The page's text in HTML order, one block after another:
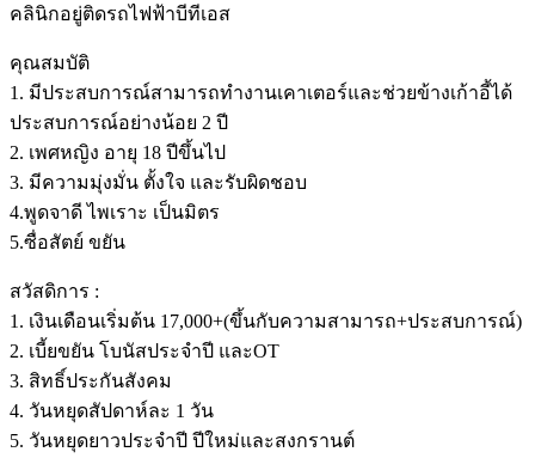
คลินิกอยู่ติดรถไฟฟ้าบีทีเอส
คุณสมบัติ
1. มีประสบการณ์สามารถทำงานเคาเตอร์และช่วยข้างเก้าอี้ได้
ประสบการณ์อย่างน้อย 2 ปี
2. เพศหญิง อายุ 18 ปีขึ้นไป
3. มีความมุ่งมั่น ตั้งใจ และรับผิดชอบ
4.พูดจาดี ไพเราะ เป็นมิตร
5.ซื่อสัตย์ ขยัน
สวัสดิการ :
1. เงินเดือนเริ่มต้น 17,000+(ขึ้นกับความสามารถ+ประสบการณ์)
2. เบี้ยขยัน โบนัสประจำปี และOT
3. สิทธิ์ประกันสังคม
4. วันหยุดสัปดาห์ละ 1 วัน
5. วันหยุดยาวประจำปี ปีใหม่และสงกรานต์